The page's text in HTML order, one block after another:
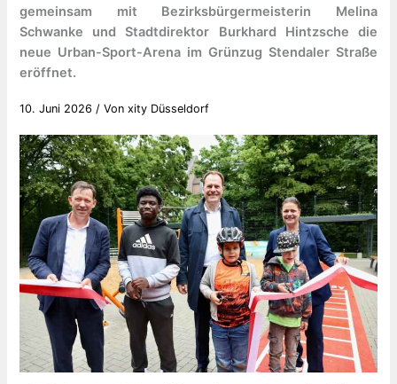
gemeinsam mit Bezirksbürgermeisterin Melina
Schwanke und Stadtdirektor Burkhard Hintzsche die
neue Urban-Sport-Arena im Grünzug Stendaler Straße
eröffnet.
10. Juni 2026 / Vonxity Düsseldorf